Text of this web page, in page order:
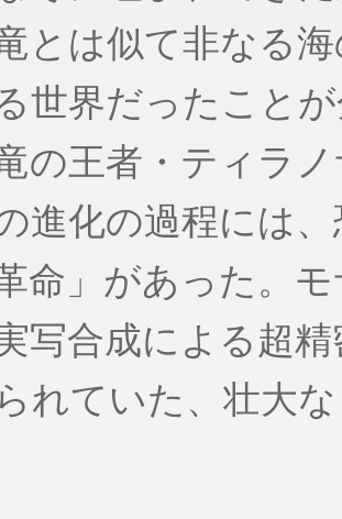
とは似て非なる
世界だったこと
の王者・ティラ
進化の過程には
革命」があった。
写合成による超
れていた、壮大